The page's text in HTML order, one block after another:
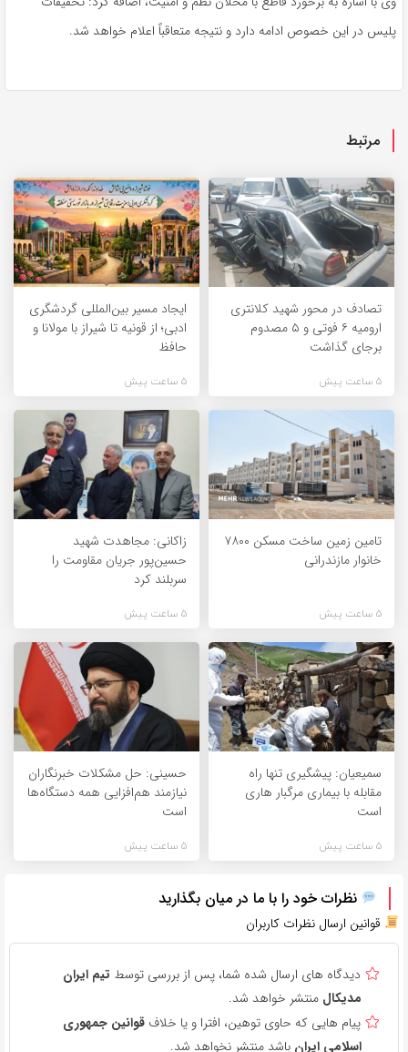
پلیس در این خصوص ادامه دارد و نتیجه متعاقباً اعلام خواهد شد.
مرتبط
تصادف در محور شهید کلانتری
ارومیه ۶ فوتی و ۵ مصدوم
برجای گذاشت
5 ساعت پیش
ایجاد مسیر بین‌المللی گردشگری
ادبی؛ از قونیه تا شیراز با مولانا و
حافظ
5 ساعت پیش
تامین زمین ساخت مسکن ۷۸۰۰
خانوار مازندرانی
5 ساعت پیش
زاکانی: مجاهدت شهید
حسین‌پور جریان مقاومت را
سربلند کرد
5 ساعت پیش
سمیعیان: پیشگیری تنها راه
مقابله با بیماری مرگبار هاری
است
5 ساعت پیش
حسینی: حل مشکلات خبرنگاران
نیازمند هم‌افزایی همه دستگاه‌ها
است
5 ساعت پیش
نظرات خود را با ما در میان بگذارید
قوانین ارسال نظرات کاربران
دیدگاه های ارسال شده شما، پس از بررسی توسط تیم ایران
مدیکال منتشر خواهد شد.
پیام هایی که حاوی توهین، افترا و یا خلاف قوانین جمهوری
اسلامی ایران باشد منتشر نخواهد شد.